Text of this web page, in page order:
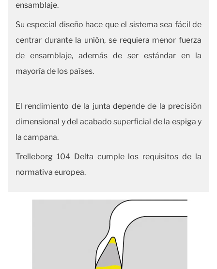
ensamblaje.
Su especial diseño hace que el sistema sea fácil de
centrar durante la unión, se requiera menor fuerza
de ensamblaje, además de ser estándar en la
mayoría de los países.
El rendimiento de la junta depende de la precisión
dimensional y del acabado superficial de la espiga y
la campana.
Trelleborg 104 Delta cumple los requisitos de la
normativa europea.